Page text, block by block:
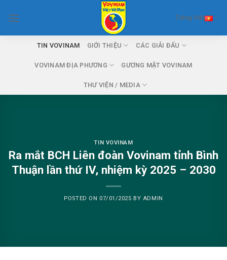
Tiếng Việt
TIN VOVINAM GIỚI THIỆU CÁC GIẢI ĐẤU
VOVINAM ĐỊA PHƯƠNG GƯƠNG MẶT VOVINAM
THƯ VIỆN / MEDIA
TIN VOVINAM
Ra mắt BCH Liên đoàn Vovinam tỉnh Bình
Thuận lần thứ IV, nhiệm kỳ 2025 – 2030
POSTED ON 07/01/2025 BY ADMIN